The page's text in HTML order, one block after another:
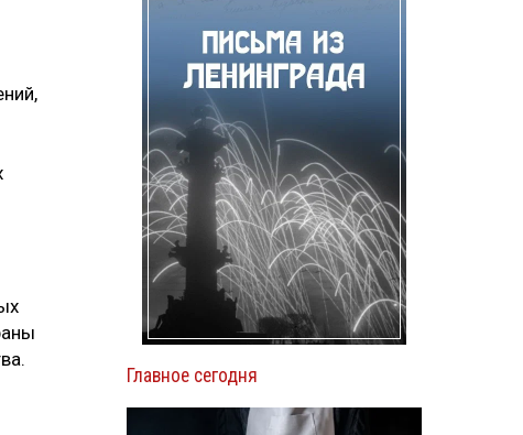
Главное сегодня